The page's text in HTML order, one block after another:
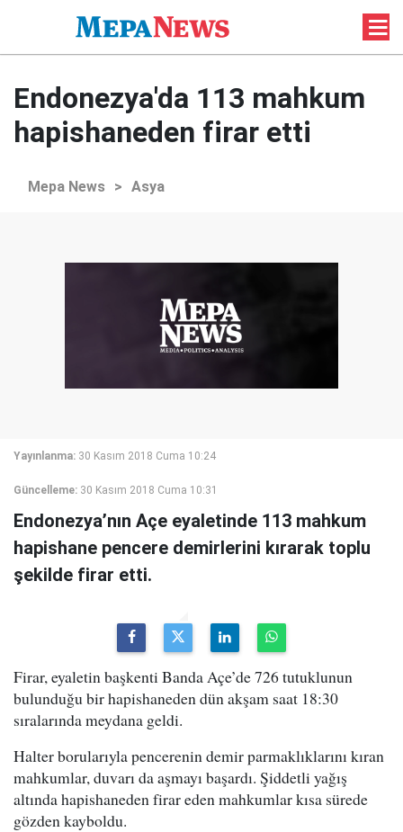
Endonezya'da 113 mahkum
hapishaneden firar etti
Mepa News > Asya
Yayınlanma: 30 Kasım 2018 Cuma 10:24
Güncelleme: 30 Kasım 2018 Cuma 10:31
Endonezya’nın Açe eyaletinde 113 mahkum
hapishane pencere demirlerini kırarak toplu
şekilde firar etti.
Firar, eyaletin başkenti Banda Açe’de 726 tutuklunun
bulunduğu bir hapishaneden dün akşam saat 18:30
sıralarında meydana geldi.
Halter borularıyla pencerenin demir parmaklıklarını kıran
mahkumlar, duvarı da aşmayı başardı. Şiddetli yağış
altında hapishaneden firar eden mahkumlar kısa sürede
gözden kayboldu.